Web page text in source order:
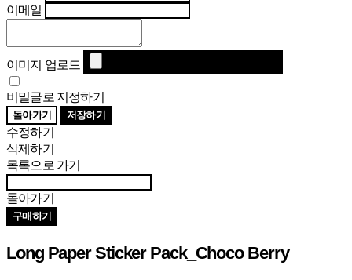
이메일
이미지 업로드
비밀글로 지정하기
돌아가기 저장하기
수정하기
삭제하기
목록으로 가기
돌아가기
구매하기
Long Paper Sticker Pack_Choco Berry